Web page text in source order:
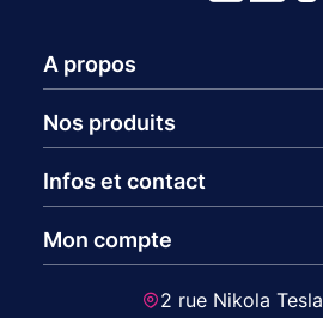
A propos
Nos produits
Infos et contact
Mon compte
2 rue Nikola Tesla